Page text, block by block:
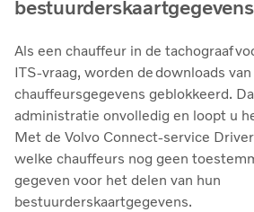
bestuurderskaartgegevens
Als een chauffeur in de tachograaf
ITS-vraag, worden de downloads
chauffeursgegevens geblokkeerd.
administratie onvolledig en loopt u
Met de Volvo Connect-service
welke chauffeurs nog geen
gegeven voor het delen van hun
bestuurderskaartgegevens.